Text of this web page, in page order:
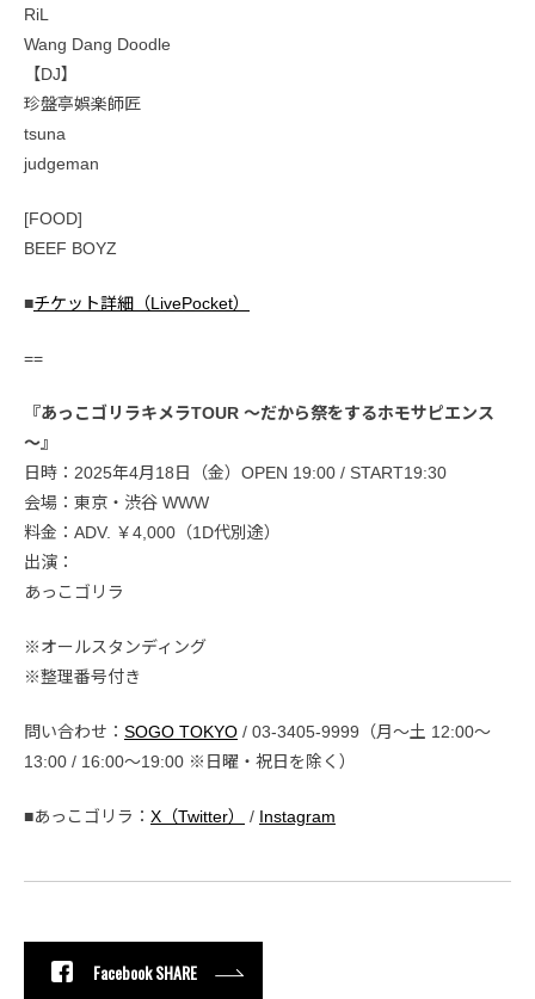
RiL
Wang Dang Doodle
【DJ】
珍盤亭娯楽師匠
tsuna
judgeman
[FOOD]
BEEF BOYZ
■チケット詳細（LivePocket）
==
『あっこゴリラキメラTOUR ～だから祭をするホモサピエンス
～』
日時：2025年4月18日（金）OPEN 19:00 / START19:30
会場：東京・渋谷 WWW
料金：ADV. ￥4,000（1D代別途）
出演：
あっこゴリラ
※オールスタンディング
※整理番号付き
問い合わせ： SOGO TOKYO / 03-3405-9999（月～土 12:00～
13:00 / 16:00～19:00 ※日曜・祝日を除く）
■あっこゴリラ： X（Twitter） / Instagram
Facebook SHARE